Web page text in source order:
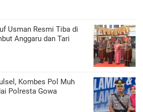
Usman Resmi Tiba di
Anggaru dan Tari
Kombes Pol Muh
Polresta Gowa